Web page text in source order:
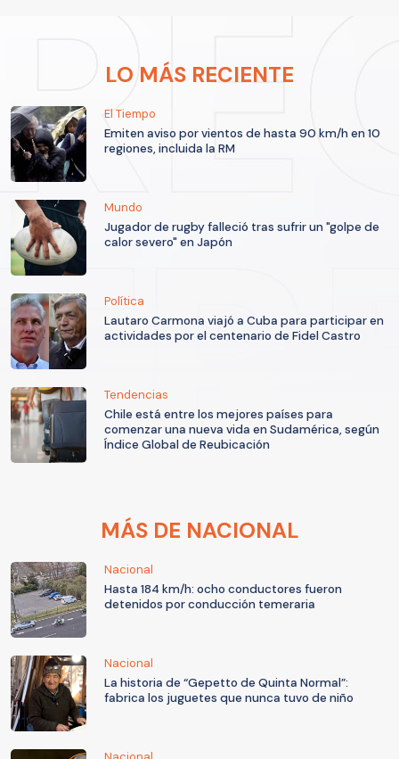
LO MÁS RECIENTE
El Tiempo
Emiten aviso por vientos de hasta 90 km/h en 10
regiones, incluida la RM
Mundo
Jugador de rugby falleció tras sufrir un "golpe de
calor severo" en Japón
Política
Lautaro Carmona viajó a Cuba para participar en
actividades por el centenario de Fidel Castro
Tendencias
Chile está entre los mejores países para
comenzar una nueva vida en Sudamérica, según
Índice Global de Reubicación
MÁS DE NACIONAL
Nacional
Hasta 184 km/h: ocho conductores fueron
detenidos por conducción temeraria
Nacional
La historia de “Gepetto de Quinta Normal”:
fabrica los juguetes que nunca tuvo de niño